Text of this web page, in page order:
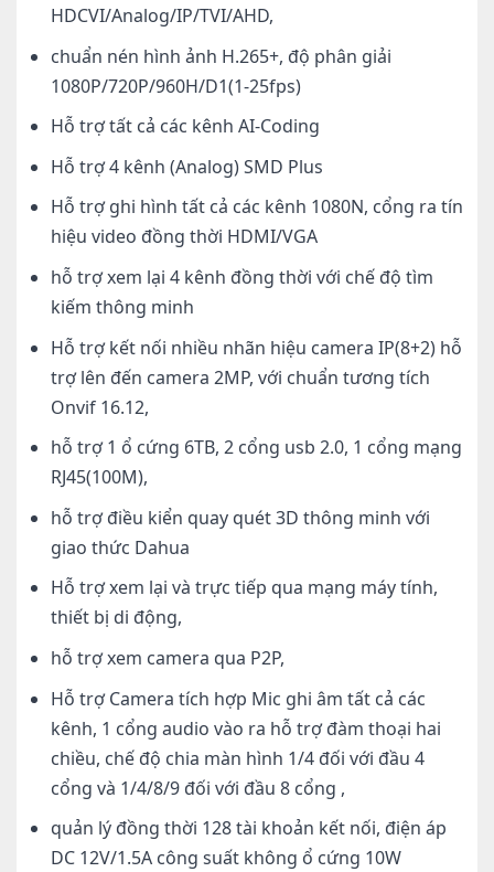
HDCVI/Analog/IP/TVI/AHD,
chuẩn nén hình ảnh H.265+, độ phân giải
1080P/720P/960H/D1(1-25fps)
Hỗ trợ tất cả các kênh AI-Coding
Hỗ trợ 4 kênh (Analog) SMD Plus
Hỗ trợ ghi hình tất cả các kênh 1080N, cổng ra tín
hiệu video đồng thời HDMI/VGA
hỗ trợ xem lại 4 kênh đồng thời với chế độ tìm
kiếm thông minh
Hỗ trợ kết nối nhiều nhãn hiệu camera IP(8+2) hỗ
trợ lên đến camera 2MP, với chuẩn tương tích
Onvif 16.12,
hỗ trợ 1 ổ cứng 6TB, 2 cổng usb 2.0, 1 cổng mạng
RJ45(100M),
hỗ trợ điều kiển quay quét 3D thông minh với
giao thức Dahua
Hỗ trợ xem lại và trực tiếp qua mạng máy tính,
thiết bị di động,
hỗ trợ xem camera qua P2P,
Hỗ trợ Camera tích hợp Mic ghi âm tất cả các
kênh, 1 cổng audio vào ra hỗ trợ đàm thoại hai
chiều, chế độ chia màn hình 1/4 đối với đầu 4
cổng và 1/4/8/9 đối với đầu 8 cổng ,
quản lý đồng thời 128 tài khoản kết nối, điện áp
DC 12V/1.5A công suất không ổ cứng 10W